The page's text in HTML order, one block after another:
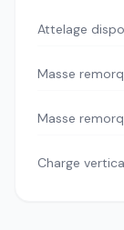
Attelage
Masse
Masse
Charge